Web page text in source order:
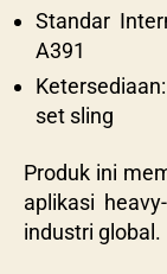
Standar
A391
set sling
Produk ini
aplikasi
industri global.